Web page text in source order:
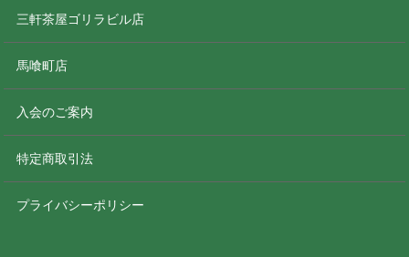
三軒茶屋ゴリラビル店
馬喰町店
入会のご案内
特定商取引法
プライバシーポリシー